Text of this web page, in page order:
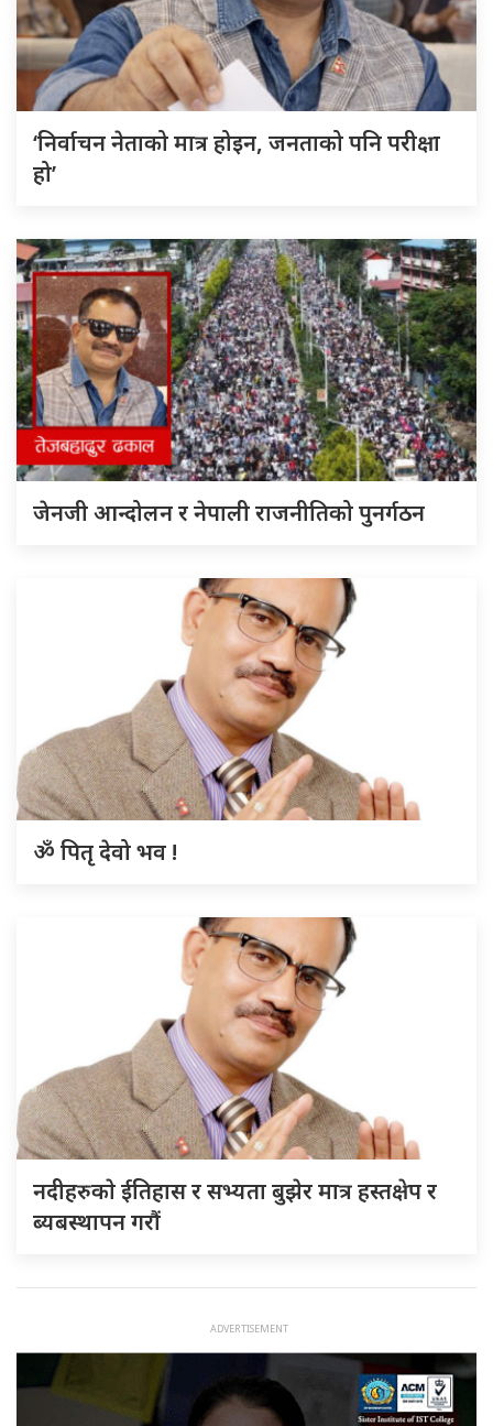
‘निर्वाचन नेताको मात्र होइन, जनताको पनि परीक्षा
हो’
जेनजी आन्दोलन र नेपाली राजनीतिको पुनर्गठन
ॐ पितृ देवो भव !
नदीहरुकाे ईतिहास र सभ्यता बुझेर मात्र हस्तक्षेप र
ब्यबस्थापन गराैं